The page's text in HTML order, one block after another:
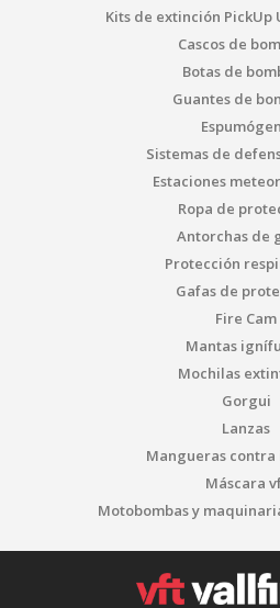
Kits de extinción PickUp
Cascos de
Botas de
Guantes de
Sistemas de
Estaciones
Ropa de
Antorchas de
Protección
Gafas de
Fire Cam
Mantas
Mochilas
Gorgui
Lanzas
Mangueras contra
Máscara
Motobombas y